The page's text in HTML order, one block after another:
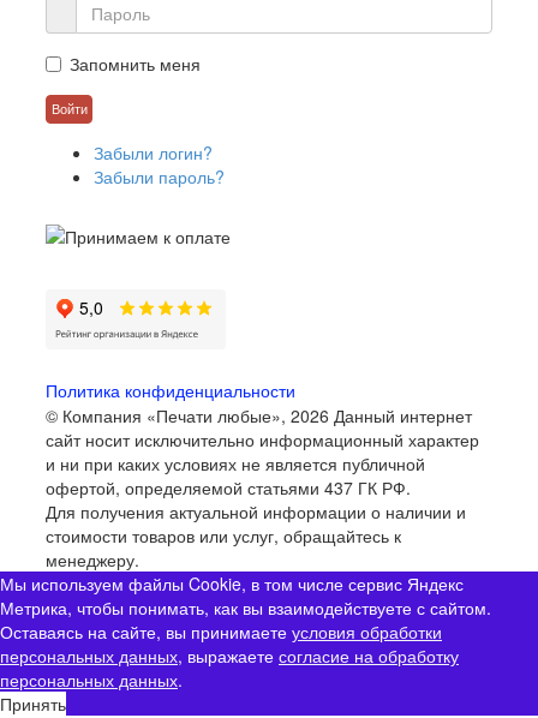
Запомнить меня
Забыли логин?
Забыли пароль?
Политика конфиденциальности
© Компания «Печати любые», 2026 Данный интернет
сайт носит исключительно информационный характер
и ни при каких условиях не является публичной
офертой, определяемой статьями 437 ГК РФ.
Для получения актуальной информации о наличии и
стоимости товаров или услуг, обращайтесь к
менеджеру.
Мы используем файлы Cookie, в том числе сервис Яндекс
Метрика, чтобы понимать, как вы взаимодействуете с сайтом.
Оставаясь на сайте, вы принимаете условия обработки
персональных данных, выражаете согласие на обработку
персональных данных.
Принять